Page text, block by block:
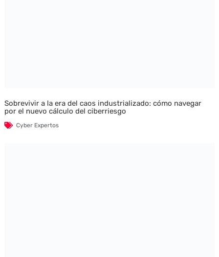
Sobrevivir a la era del caos industrializado: cómo navegar
por el nuevo cálculo del ciberriesgo
Cyber Expertos